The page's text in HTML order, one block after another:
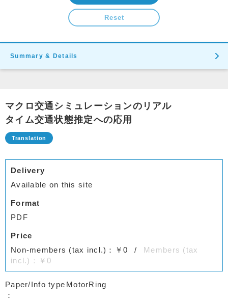
Reset
Summary & Details
マクロ交通シミュレーションのリアル
タイム交通状態推定への応用
Delivery
Available on this site
Format
PDF
Price
Non-members (tax incl.)：￥0
Members (tax
incl.)：￥0
Paper/Info type MotorRing